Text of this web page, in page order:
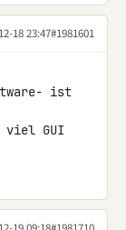
18 23:47#1981601
ist
viel GUI